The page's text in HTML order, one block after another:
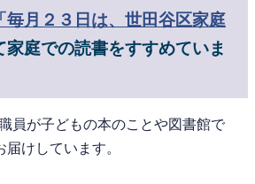
「毎月２３日は、世田谷区家庭
家庭での読書をすすめていま
員が子どもの本のことや図書館で
けしています。